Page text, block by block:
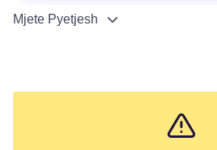
Mjete Pyetjesh